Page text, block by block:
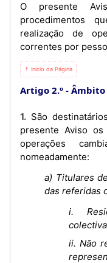
O presente
procedimentos
realização de
correntes por
⇡ Início da Página
Artigo 2.º Âmbito
1. São destinatários das disposições constantes do
presente Aviso
operações
nomeadamente:
a) Titulares
das referidas
i.
ii. Não